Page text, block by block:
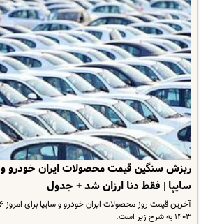
ریزش سنگین قیمت محصولات ایران خودرو و
سایپا | فقط دنا ارزان شد + جدول
۱۴۰۳ به شرح زیر است.